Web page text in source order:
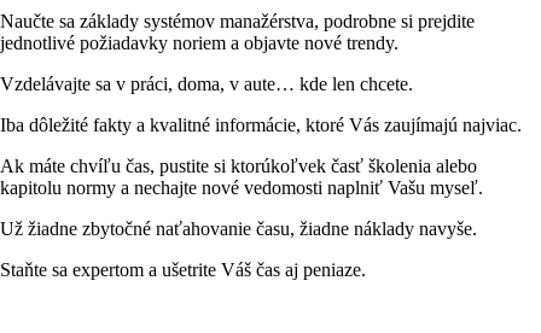
Naučte sa základy systémov manažérstva, podrobne si prejdite
jednotlivé požiadavky noriem a objavte nové trendy.
Vzdelávajte sa v práci, doma, v aute… kde len chcete.
Iba dôležité fakty a kvalitné informácie, ktoré Vás zaujímajú najviac.
Ak máte chvíľu čas, pustite si ktorúkoľvek časť školenia alebo
kapitolu normy a nechajte nové vedomosti naplniť Vašu myseľ.
Už žiadne zbytočné naťahovanie času, žiadne náklady navyše.
Staňte sa expertom a ušetrite Váš čas aj peniaze.